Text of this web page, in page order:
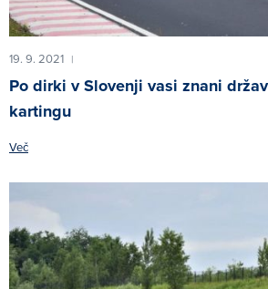
19. 9. 2021 |
Po dirki v Slovenji vasi znani
kartingu
Več